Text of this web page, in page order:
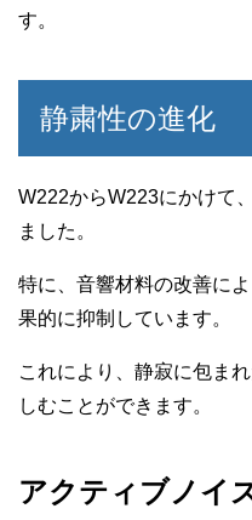
す。
静粛性の進化
W222からW223にかけて
ました。
特に、音響材料の改善に
果的に抑制しています。
これにより、静寂に包ま
しむことができます。
アクティブノイ